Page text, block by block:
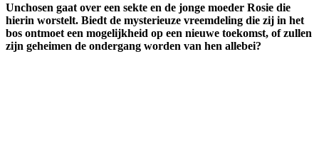
Unchosen gaat over een sekte en de jonge moeder Rosie die
hierin worstelt. Biedt de mysterieuze vreemdeling die zij in het
bos ontmoet een mogelijkheid op een nieuwe toekomst, of zullen
zijn geheimen de ondergang worden van hen allebei?